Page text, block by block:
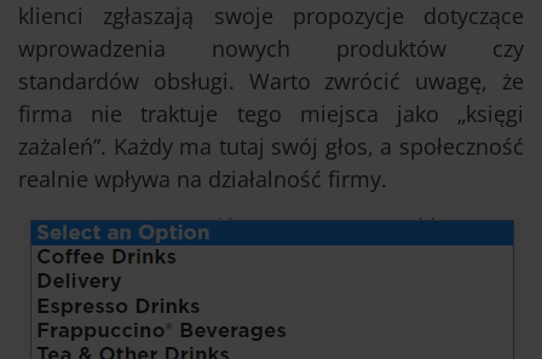
klienci zgłaszają swoje propozycje dotyczące
wprowadzenia nowych produktów czy
standardów obsługi. Warto zwrócić uwagę, że
firma nie traktuje tego miejsca jako „księgi
zażaleń”. Każdy ma tutaj swój głos, a społeczność
realnie wpływa na działalność firmy.